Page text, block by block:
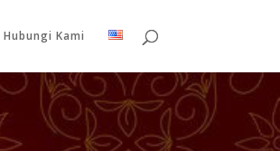
Hubungi Kami